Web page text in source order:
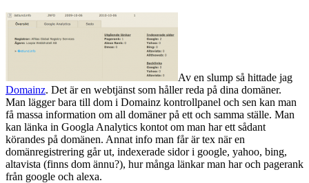
Av en slump så hittade jag
Domainz. Det är en webtjänst som håller reda på dina domäner.
Man lägger bara till dom i Domainz kontrollpanel och sen kan man
få massa information om all domäner på ett och samma ställe. Man
kan länka in Googla Analytics kontot om man har ett sådant
körandes på domänen. Annat info man får är tex när en
domänregistrering går ut, indexerade sidor i google, yahoo, bing,
altavista (finns dom ännu?), hur många länkar man har och pagerank
från google och alexa.